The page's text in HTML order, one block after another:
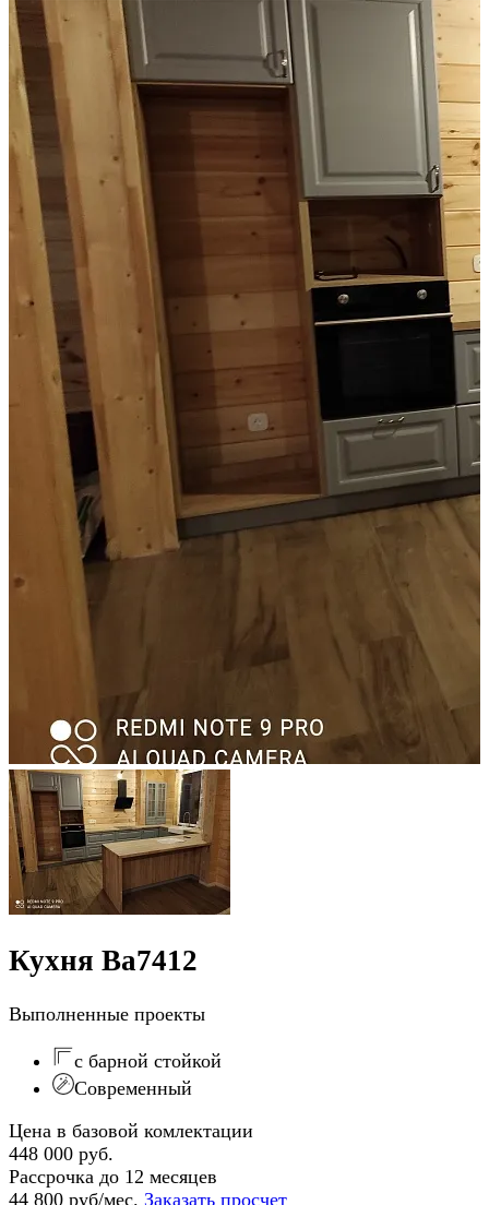
Кухня Ва7412
Выполненные проекты
с барной стойкой
Современный
Цена в базовой комлектации
448 000 руб.
Рассрочка до 12 месяцев
44 800 руб/мес. Заказать просчет